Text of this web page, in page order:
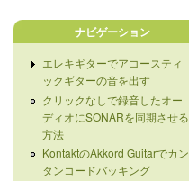
ナビゲーション
エレキギターでアコースティ
ックギターの音を出す
クリックなしで録音したオー
ディオにSONARを同期させる
方法
KontaktのAkkord Guitarでカン
タンコードバッキング